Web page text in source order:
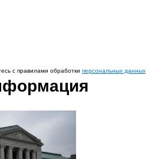
с правилами обработки персональных данных